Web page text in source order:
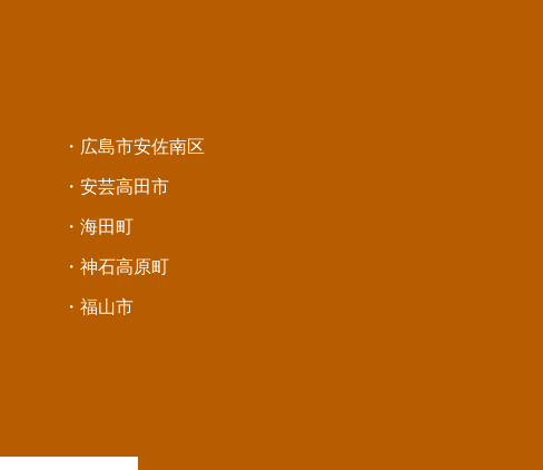
・広島市安佐南区
・安芸高田市
・海田町
・神石高原町
・福山市